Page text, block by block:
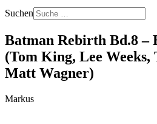
Suchen
Batman Rebirth Bd.8 –
(Tom King, Lee Weeks,
Matt Wagner)
Markus